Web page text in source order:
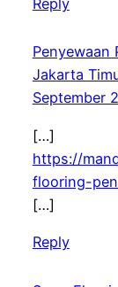
Penyewaan
Jakarta
September
[…]
https://
flooring-
[…]
Reply